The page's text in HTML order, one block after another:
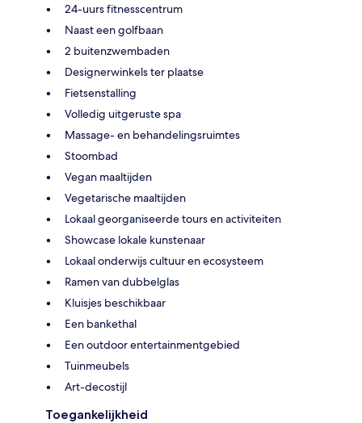
24-uurs fitnesscentrum
Naast een golfbaan
2 buitenzwembaden
Designerwinkels ter plaatse
Fietsenstalling
Volledig uitgeruste spa
Massage- en behandelingsruimtes
Stoombad
Vegan maaltijden
Vegetarische maaltijden
Lokaal georganiseerde tours en activiteiten
Showcase lokale kunstenaar
Lokaal onderwijs cultuur en ecosysteem
Ramen van dubbelglas
Kluisjes beschikbaar
Een bankethal
Een outdoor entertainmentgebied
Tuinmeubels
Art-decostijl
Toegankelijkheid